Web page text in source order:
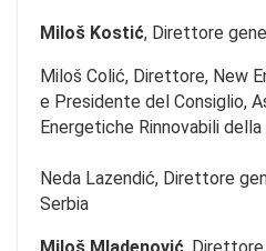
Miloš Kostić, Direttore
Miloš Colić, Direttore, New
e Presidente del Consiglio,
Energetiche Rinnovabili della
Neda Lazendić, Direttore
Serbia